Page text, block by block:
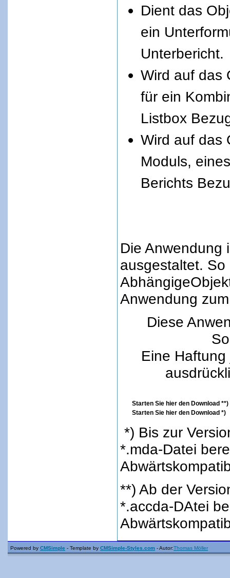
Dient das
ein
Unterbericht.
Wird auf das
für ein
Listbox
Wird auf das
Moduls,
Berichts
Die Anwendung
ausgestaltet. So
Anwendung
Diese
Eine
Starten Sie hier den Download **)
Starten Sie hier den Download
*) Bis zur
*.mda-Datei
**) Ab der
*.accda-DAtei
Powered by CMSimple - Template by CMSimple-Styles.com - Autor:Thomas Möller